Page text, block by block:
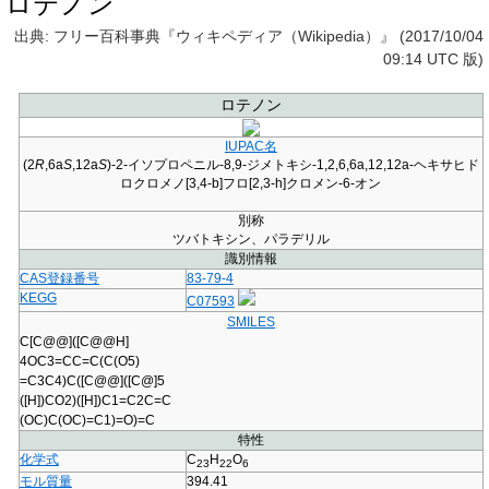
出典: フリー百科事典『ウィキペディア（Wikipedia）』 (2017/10/04
09:14 UTC 版)
ロテノン
IUPAC名
(2R,6aS,12aS)-2-イソプロペニル-8,9-ジメトキシ-1,2,6,6a,12,12a-ヘキサヒド
ロクロメノ[3,4-b]フロ[2,3-h]クロメン-6-オン
別称
ツバトキシン、パラデリル
識別情報
CAS登録番号
83-79-4
KEGG
C07593
SMILES
C[C@@]([C@@H]
4OC3=CC=C(C(O5)
=C3C4)C([C@@]([C@]5
([H])CO2)([H])C1=C2C=C
(OC)C(OC)=C1)=O)=C
特性
化学式
C23H22O6
モル質量 394.41